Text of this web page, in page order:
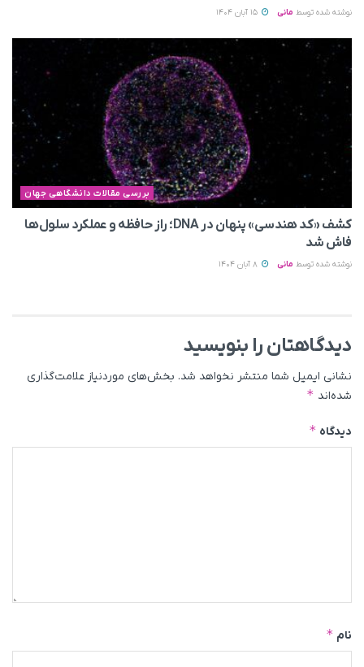
نوشته شده توسط مانی
بررسی مقالات دانشگاهی جهان
کشف «کد هندسی» پنهان در DNA؛ راز حافظه و عملکرد سلول‌ها
فاش شد
نوشته شده توسط مانی
دیدگاهتان را بنویسید
نشانی ایمیل شما منتشر نخواهد شد. بخش‌های موردنیاز علامت‌گذاری
شده‌اند *
دیدگاه *
نام *